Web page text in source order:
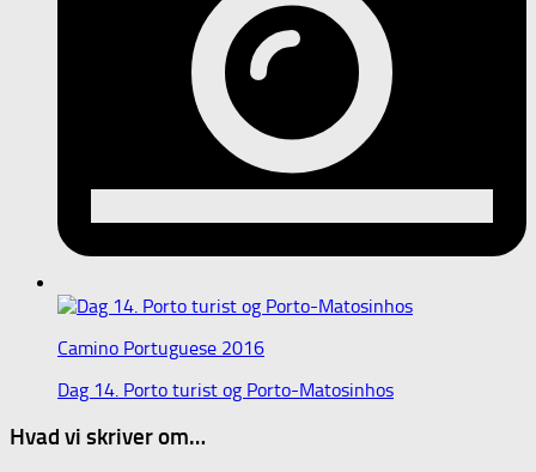
Camino Portuguese 2016
Dag 14. Porto turist og Porto-Matosinhos
Hvad vi skriver om…